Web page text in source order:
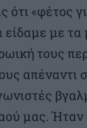
ότι «φέτος
με τα
τους
απέναντι
μας. Ήταν